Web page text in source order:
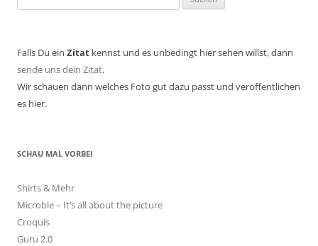
nach:
Falls Du ein Zitat kennst und es unbedingt hier sehen willst, dann
sende uns dein Zitat.
Wir schauen dann welches Foto gut dazu passt und veröffentlichen
es hier.
SCHAU MAL VORBEI
Shirts & Mehr
Microble – It’s all about the picture
Croquis
Guru 2.0